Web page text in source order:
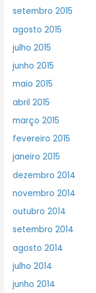
setembro 2015
agosto 2015
julho 2015
junho 2015
maio 2015
abril 2015
março 2015
fevereiro 2015
janeiro 2015
dezembro 2014
novembro 2014
outubro 2014
setembro 2014
agosto 2014
julho 2014
junho 2014